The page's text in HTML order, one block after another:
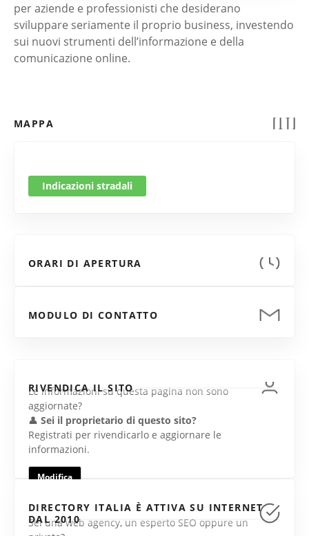
per aziende e professionisti che desiderano
sviluppare seriamente il proprio business, investendo
sui nuovi strumenti dell’informazione e della
comunicazione online.
MAPPA
Indicazioni stradali
ORARI DI APERTURA
MODULO DI CONTATTO
RIVENDICA IL SITO
Le informazioni su questa pagina non sono
aggiornate?
👤 Sei il proprietario di questo sito?
Registrati per rivendicarlo e aggiornare le
informazioni.
Modifica
DIRECTORY ITALIA È ATTIVA SU INTERNET
DAL 2010
Sei una web agency, un esperto SEO oppure un